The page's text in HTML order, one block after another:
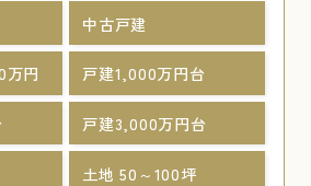
中古戸建
万円 戸建1,000万円台
戸建3,000万円台
土地 50～100坪